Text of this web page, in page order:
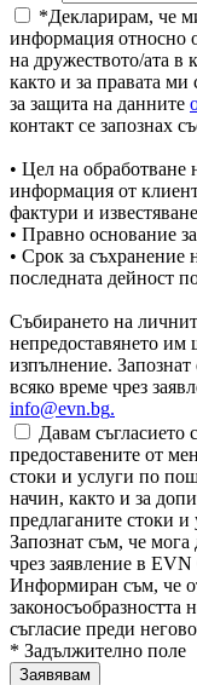
*Декларирам, че
информация относно
на дружеството/ата в
както и за правата ми
за защита на данните
контакт се запознах
• Цел на
информация от
фактури и
• Правно основание
• Срок за съхранение
последната дейност
Събирането на
непредоставянето им
изпълнение. Запознат
всяко време чрез
info@evn.bg.
Давам съгласието
предоставените от
стоки и услуги по
начин, както и за
предлаганите стоки и
Запознат съм, че мога
чрез заявление в
Информиран съм, че
законосъобразността
съгласие преди
* Задължително поле